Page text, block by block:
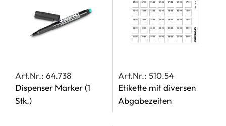
Art.Nr.: 64.738
Dispenser Marker(1
Stk.)
Art.Nr.: 510.54
Etikette mit diversen
Abgabezeiten